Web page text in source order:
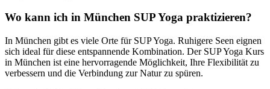
Wo kann ich in München SUP Yoga praktizieren?
In München gibt es viele Orte für SUP Yoga. Ruhigere Seen eignen
sich ideal für diese entspannende Kombination. Der SUP Yoga Kurs
in München ist eine hervorragende Möglichkeit, Ihre Flexibilität zu
verbessern und die Verbindung zur Natur zu spüren.